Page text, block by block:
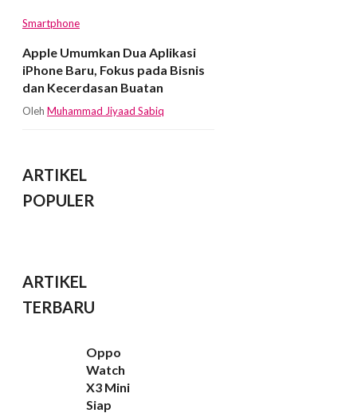
Smartphone
Apple Umumkan Dua Aplikasi
iPhone Baru, Fokus pada Bisnis
dan Kecerdasan Buatan
Oleh Muhammad Jiyaad Sabiq
ARTIKEL
POPULER
ARTIKEL
TERBARU
Oppo
Watch
X3 Mini
Siap